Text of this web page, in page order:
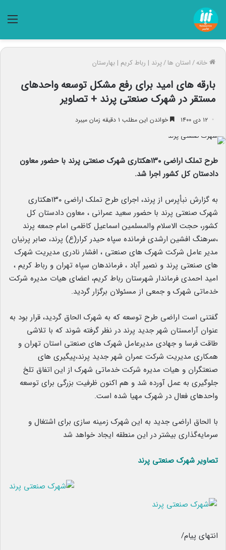
خانه/استان ها/پرند | رباط کریم | بهارستان
بارقه های امید برای رفع مشکل توسعه واحدهای
مستقر در شهرک صنعتی پرند + تصاویر
۱۲ دی ۱۴۰۰ خواندن این مطلب ۱ دقیقه زمان میبرد
طرح تملک اراضی ۱۳۰هکتاری شهرک صنعتی پرند با حضور معاون
دادستان کل کشور اجرا شد.
به گزارش نبأپرس از پرند، اجرای طرح تملک اراضی ۱۳۰هکتاری
شهرک صنعتی پرند با حضور سعید عمرانی ، معاون دادستان کل
کشور، حجت الاسلام والمسلمین اسماعیل کاظمی امام جمعه پرند
،سرهنگ افشین ارشدی فرمانده سپاه حیدر کرار(ع) پرند، صابر پرنیان
مدیر عامل شرکت شهرک های صنعتی ، افشار نادری مدیریت شهرک
های صنعتی پرند و نصیر آباد ، فرماندهان سپاه تهران و رباط کریم ،
امید احمدی فرماندار شهرستان رباط کریم، اعضای هیات مدیره شرکت
خدماتی شهرک و جمعی از مسئولان برگزار گردید.
گفتنی است اراضی طرح توسعه که به شهرک الحاق گردید، قرار بود به
عنوان آرامستان شهر جدید پرند در نظر گرفته شوند که با تلاشی
طاقت فرسا و جهادی مدیرعامل شهرک های صنعتی استان تهران و
همکاری مدیریت شرکت عمران شهر جدید پرند،پیگیری های
صنعتگران و هیات مدیره شرکت خدماتی شهرک از این اتفاق تلخ
جلوگیری به عمل آورده شد و هم اکنون ظرفیت بزرگی برای توسعه
واحدهای فعال در شهرک مهیا شده است.
با الحاق اراضی جدید به این شهرک زمینه سازی برای اشتغال و
سرمایه‌گذاری بیشتر در این منطقه ایجاد خواهد شد
تصاویر شهرک صنعتی پرند
انتهای پیام/